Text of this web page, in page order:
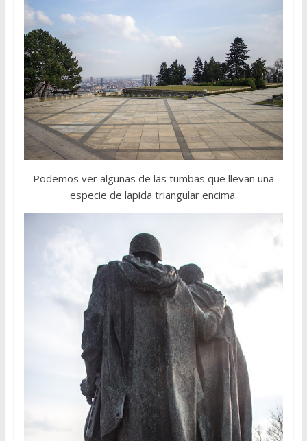
Podemos ver algunas de las tumbas que llevan una
especie de lapida triangular encima.